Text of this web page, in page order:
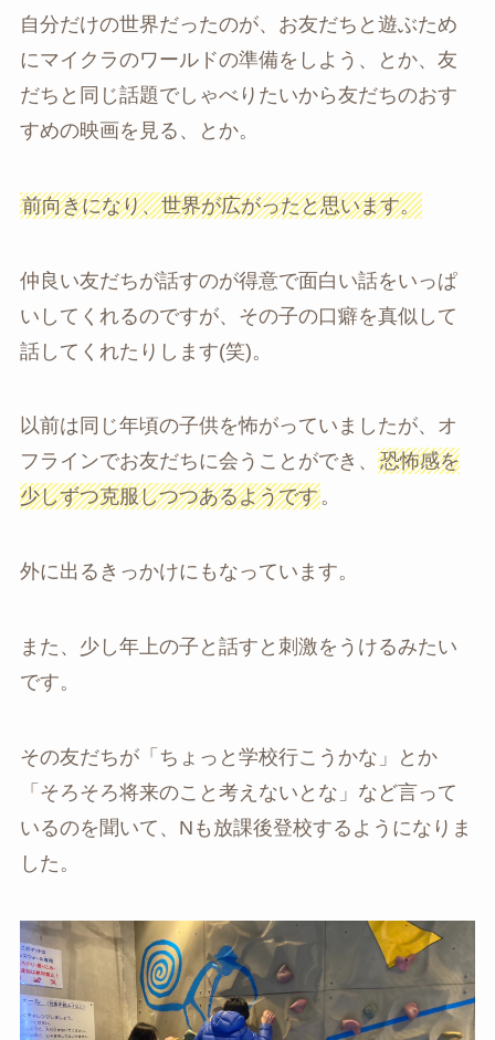
自分だけの世界だったのが、お友だちと遊ぶため
にマイクラのワールドの準備をしよう、とか、友
だちと同じ話題でしゃべりたいから友だちのおす
すめの映画を見る、とか。
前向きになり、世界が広がったと思います。
仲良い友だちが話すのが得意で面白い話をいっぱ
いしてくれるのですが、その子の口癖を真似して
話してくれたりします(笑)。
以前は同じ年頃の子供を怖がっていましたが、オ
フラインでお友だちに会うことができ、 恐怖感を
少しずつ克服しつつあるようです。
外に出るきっかけにもなっています。
また、少し年上の子と話すと刺激をうけるみたい
です。
その友だちが「ちょっと学校行こうかな」とか
「そろそろ将来のこと考えないとな」など言って
いるのを聞いて、Nも放課後登校するようになりま
した。